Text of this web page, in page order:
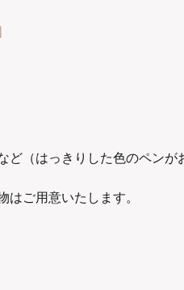
（はっきりした色のペンが
ご用意いたします。